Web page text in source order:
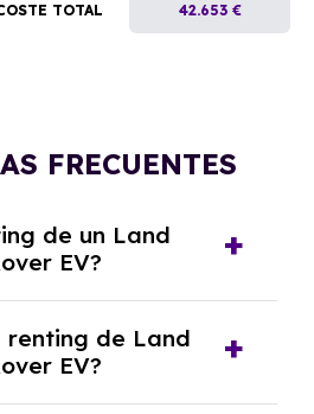
TOTAL 42.653 €
FRECUENTES
de un Land
EV?
a largo plazo en el
mensual fija por el uso
periodo determinado,
renting de Land
EV?